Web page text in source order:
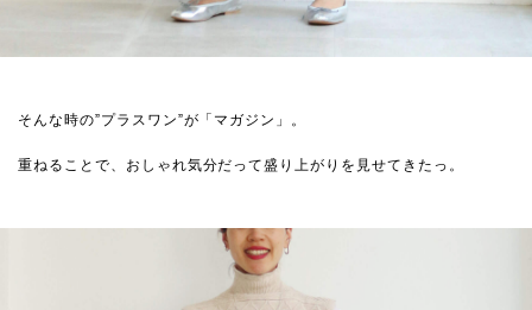
そんな時の”プラスワン”が「マガジン」。
重ねることで、おしゃれ気分だって盛り上がりを見せてきたっ。